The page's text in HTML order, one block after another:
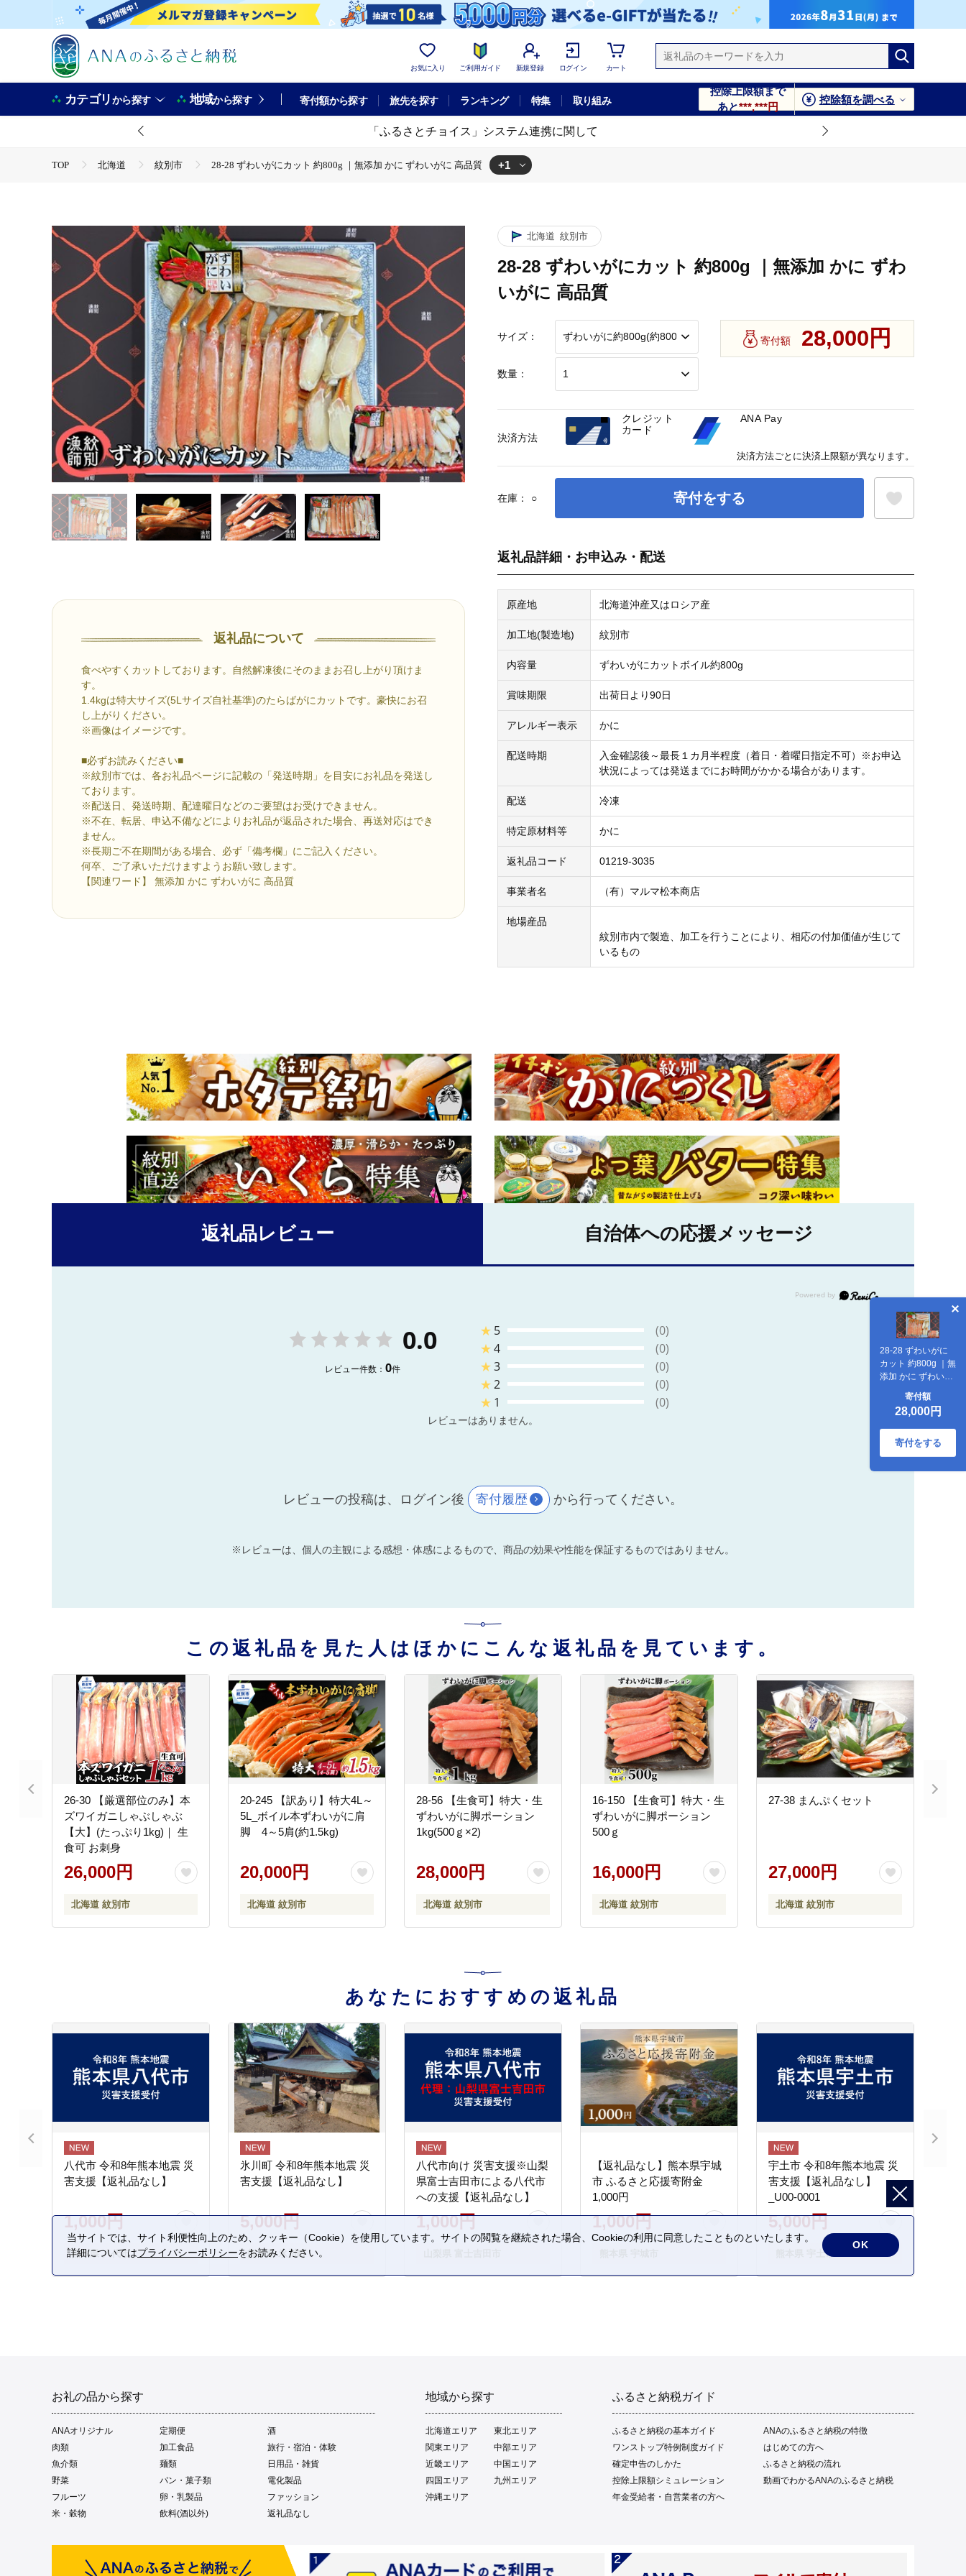
お気に入り ご利用ガイド 新規登録 ログイン カート
カテゴリから探す 地域から探す 寄付額から探す 旅先を探す ランキング 特集 取り組み
控除上限額まで
あと***,***円
控除額を調べる
「ふるさとチョイス」システム連携に関して
TOP 北海道 紋別市 28-28 ずわいがにカット 約800g ｜無添加 かに ずわいがに 高品質 +1
返礼品について
食べやすくカットしております。自然解凍後にそのままお召し上がり頂けま
す。
1.4kgは特大サイズ(5Lサイズ自社基準)のたらばがにカットです。豪快にお召
し上がりください。
※画像はイメージです。
■必ずお読みください■
※紋別市では、各お礼品ページに記載の「発送時期」を目安にお礼品を発送し
ております。
※配送日、発送時期、配達曜日などのご要望はお受けできません。
※不在、転居、申込不備などによりお礼品が返品された場合、再送対応はでき
ません。
※長期ご不在期間がある場合、必ず「備考欄」にご記入ください。
何卒、ご了承いただけますようお願い致します。
【関連ワード】 無添加 かに ずわいがに 高品質
北海道 紋別市
28-28 ずわいがにカット 約800g ｜無添加 かに ずわ
いがに 高品質
サイズ：
数量：
寄付額 28,000円
在庫： ○ 寄付をする
28-28 ずわいがに
カット 約800g ｜無
添加 かに ずわいが
に 高品質
寄付額
28,000円
寄付をする
返礼品詳細・お申込み・配送
原産地 北海道沖産又はロシア産
加工地(製造地) 紋別市
内容量 ずわいがにカットボイル約800g
賞味期限 出荷日より90日
アレルギー表示 かに
配送時期
入金確認後～最長１カ月半程度（着日・着曜日指定不可）※お申込
状況によっては発送までにお時間がかかる場合があります。
配送 冷凍
特定原材料等 かに
返礼品コード 01219-3035
事業者名 （有）マルマ松本商店
地場産品
紋別市内で製造、加工を行うことにより、相応の付加価値が生じて
いるもの
決済方法
クレジット
カード
ANA Pay
決済方法ごとに決済上限額が異なります。
返礼品レビュー 自治体への応援メッセージ
0.0
レビュー件数： 0件
★ 5
(0)
★4
(0)
★3
(0)
★2
(0)
★ 1 (0)
レビューはありません。
レビューの投稿は、ログイン後 寄付履歴 から行ってください。
※レビューは、個人の主観による感想・体感によるもので、商品の効果や性能を保証するものではありません。
この返礼品を見た人はほかにこんな返礼品を見ています。
26-30 【厳選部位のみ】本
ズワイガニしゃぶしゃぶ
【大】(たっぷり1kg)｜ 生
食可 お刺身
26,000円
北海道 紋別市
20-245 【訳あり】特大4L～
5L_ボイル本ずわいがに肩
脚 4～5肩(約1.5kg)
20,000円
北海道 紋別市
28-56 【生食可】特大・生
ずわいがに脚ポーション
1kg(500ｇ×2)
28,000円
北海道 紋別市
16-150 【生食可】特大・生
ずわいがに脚ポーション
500ｇ
16,000円
北海道 紋別市
27-38 まんぷくセット
27,000円
北海道 紋別市
あなたにおすすめの返礼品
八代市 令和8年熊本地震 災
害支援【返礼品なし】
1,000円
熊本県 八代市
氷川町 令和8年熊本地震 災
害支援【返礼品なし】
5,000円
熊本県 氷川町
八代市向け 災害支援※山梨
県富士吉田市による八代市
への支援【返礼品なし】
1,000円
【返礼品なし】熊本県宇城
市 ふるさと応援寄附金
1,000円
1,000円
宇土市 令和8年熊本地震 災
害支援【返礼品なし】
_U00-0001
5,000円
熊本県 宇土市
お礼の品から探す
ANAオリジナル 定期便
酒
肉類
加工食品
旅行・宿泊・体験
魚介類
麺類
日用品・雑貨
野菜
パン・菓子類
電化製品
フルーツ
卵・乳製品
ファッション
米・穀物
飲料(酒以外) 返礼品なし
地域から探す
北海道エリア
東北エリア
関東エリア
中部エリア
近畿エリア
中国エリア
四国エリア
九州エリア
沖縄エリア
ふるさと納税ガイド
ふるさと納税の基本ガイド
ANAのふるさと納税の特徴
ワンストップ特例制度ガイド
はじめての方へ
確定申告のしかた
ふるさと納税の流れ
控除上限額シミュレーション
動画でわかるANAのふるさと納税
年金受給者・自営業者の方へ
当サイトでは、サイト利便性向上のため、クッキー（Cookie）を使用しています。サイトの閲覧を継続された場合、Cookieの利用に同意したことものといたします。
詳細についてはプライバシーポリシーをお読みください。
OK